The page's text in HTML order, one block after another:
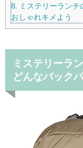
8. ミステリーラン
おしゃれキメよう
ミステリーラ
どんなバック